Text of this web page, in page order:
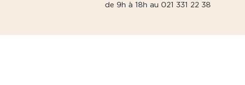
de 9h à 18h au 021 331 22 38